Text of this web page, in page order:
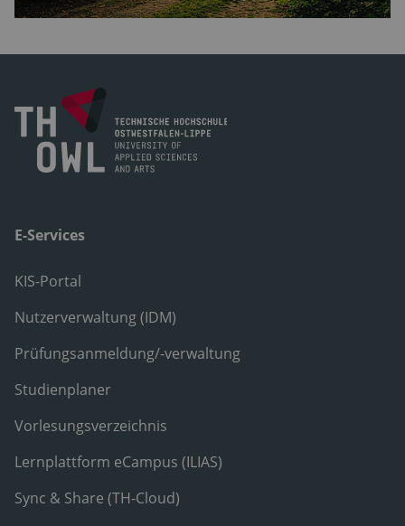
E-Services
KIS-Portal
Nutzerverwaltung (IDM)
Prüfungsanmeldung/-verwaltung
Studienplaner
Vorlesungsverzeichnis
Lernplattform eCampus (ILIAS)
Sync & Share (TH-Cloud)